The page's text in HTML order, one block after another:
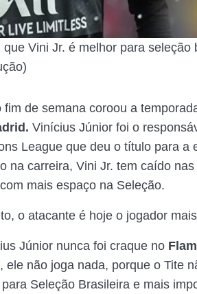
que Vini Jr. é melhor para
fim de semana coroou a
Vinícius Júnior foi o
League que deu o título para a
na carreira, Vini Jr. tem caído
mais espaço na Seleção.
o atacante é hoje o jogador
Júnior nunca foi craque no
ele não joga nada, porque o Tite
Seleção Brasileira e mais